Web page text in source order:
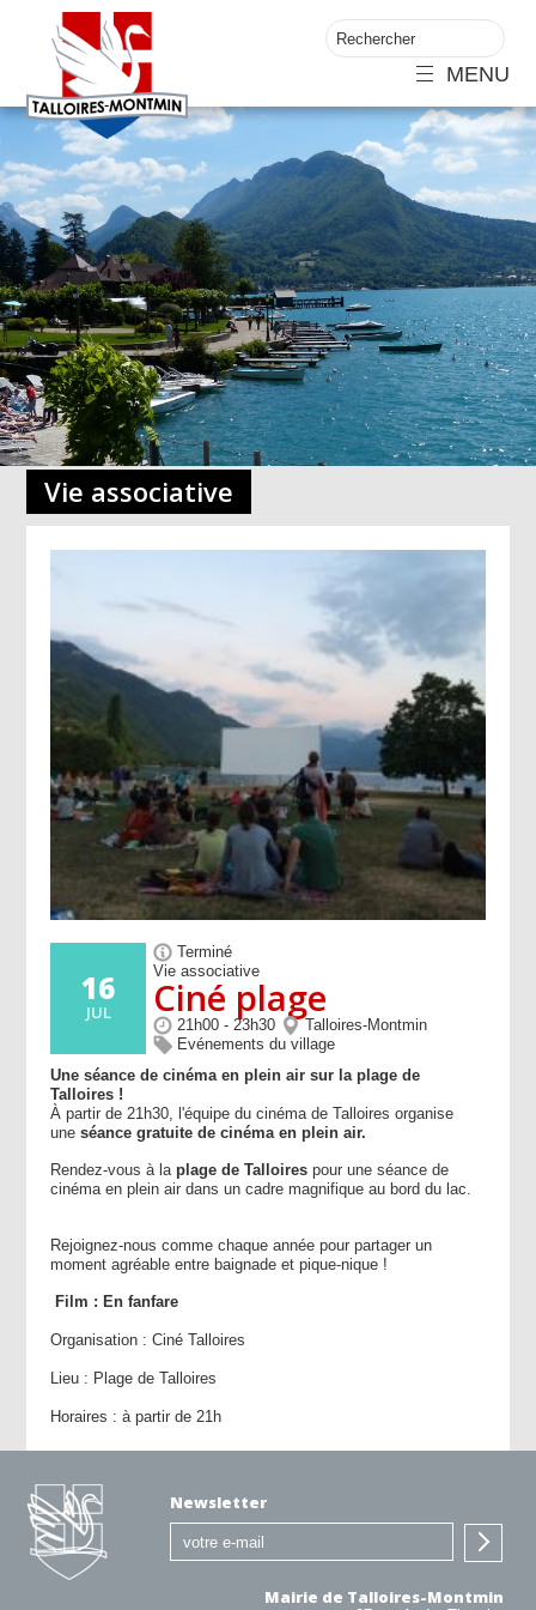
MENU
Vie associative
16
JUL
Terminé
Vie associative
Ciné plage
21h00 - 23h30
Talloires-Montmin
Evénements du village
Une séance de cinéma en plein air sur la plage de
Talloires !
À partir de 21h30, l'équipe du cinéma de Talloires organise
uneséance gratuite de cinéma en plein air.
Rendez-vous à laplage de Talloires pour une séance de
cinéma en plein air dans un cadre magnifique au bord du lac.
Rejoignez-nous comme chaque année pour partager un
moment agréable entre baignade et pique-nique !
Film : En fanfare
Organisation : Ciné Talloires
Lieu : Plage de Talloires
Horaires : à partir de 21h
Newsletter
Mairie de Talloires-Montmin